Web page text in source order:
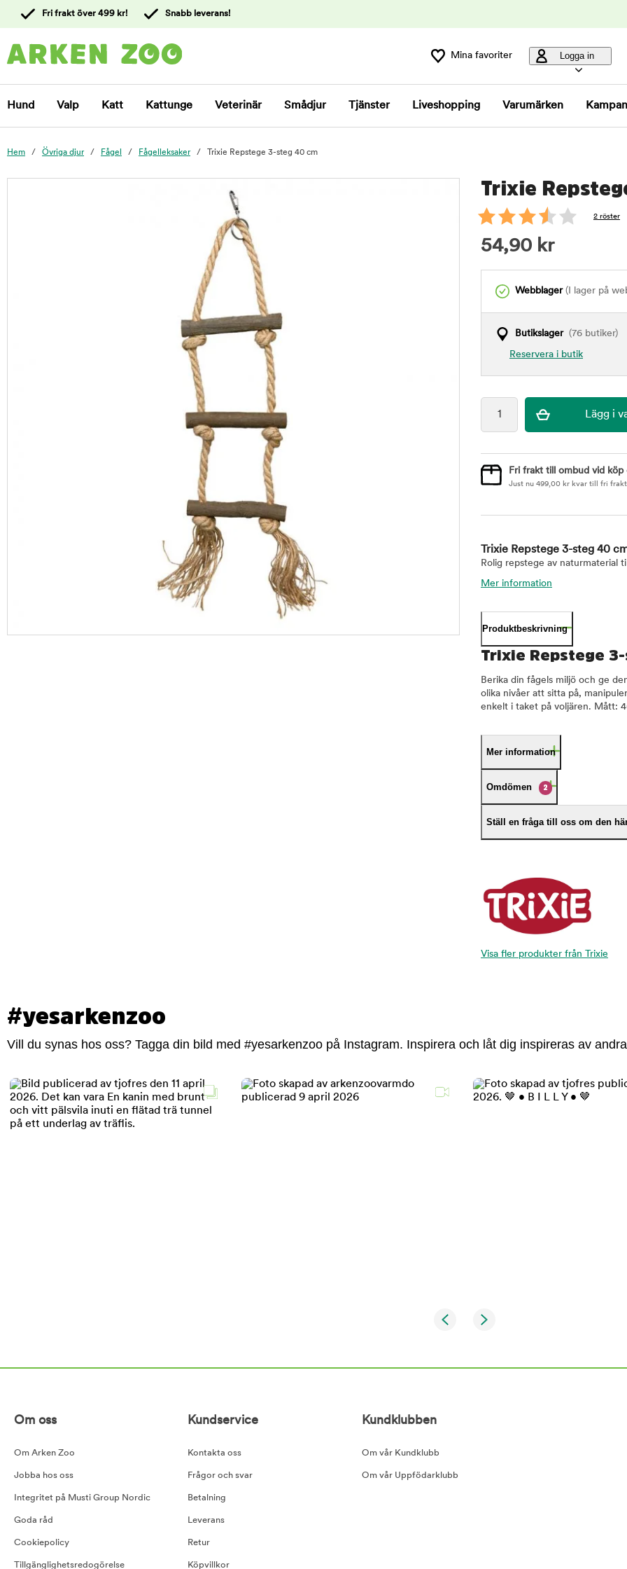
kundtjänst
Fri frakt över 499 kr! Snabb leverans!
Mina favoriter Logga in
Hund Valp Katt Kattunge Veterinär Smådjur Tjänster Liveshopping Varumärken
Hem Övriga djur Fågel Fågelleksaker Trixie Repstege 3-steg 40 cm
Trixie
2 röster
54,90 kr
Webblager(I lager på
Butikslager(76 butiker)
Reservera i butik
Fri frakt till ombud vid köp
Just nu 499,00 kr kvar till fri
Trixie Repstege 3-steg 40
Rolig repstege av naturmaterial
Mer information
Produktbeskrivning
Trixie Repstege
Berika din fågels miljö och ge
olika nivåer att sitta på,
enkelt i taket på voljären. Mått:
Mer information
Omdömen 2
Ställ en fråga till oss om den
Visa fler produkter från Trixie
#yesarkenzoo
Vill du synas hos oss? Tagga din bild med #yesarkenzoo på Instagram. Inspirera och låt dig inspireras av
Om oss
Om Arken Zoo
Jobba hos oss
Integritet på Musti Group Nordic
Goda råd
Cookiepolicy
Tillgänglighetsredogörelse
Kundservice
Kontakta oss
Frågor och svar
Betalning
Leverans
Retur
Köpvillkor
Kundklubben
Om vår Kundklubb
Om vår Uppfödarklubb